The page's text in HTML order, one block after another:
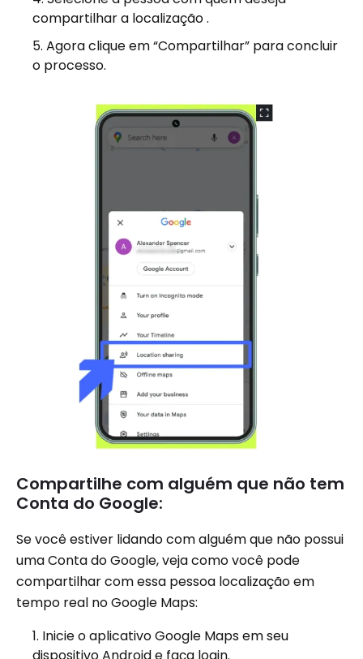
compartilhar a localização .
Agora clique em “Compartilhar” para concluir
o processo.
Compartilhe com alguém que não tem
Conta do Google:
Se você estiver lidando com alguém que não possui
uma Conta do Google, veja como você pode
compartilhar com essa pessoa localização em
tempo real no Google Maps:
Inicie o aplicativo Google Maps em seu